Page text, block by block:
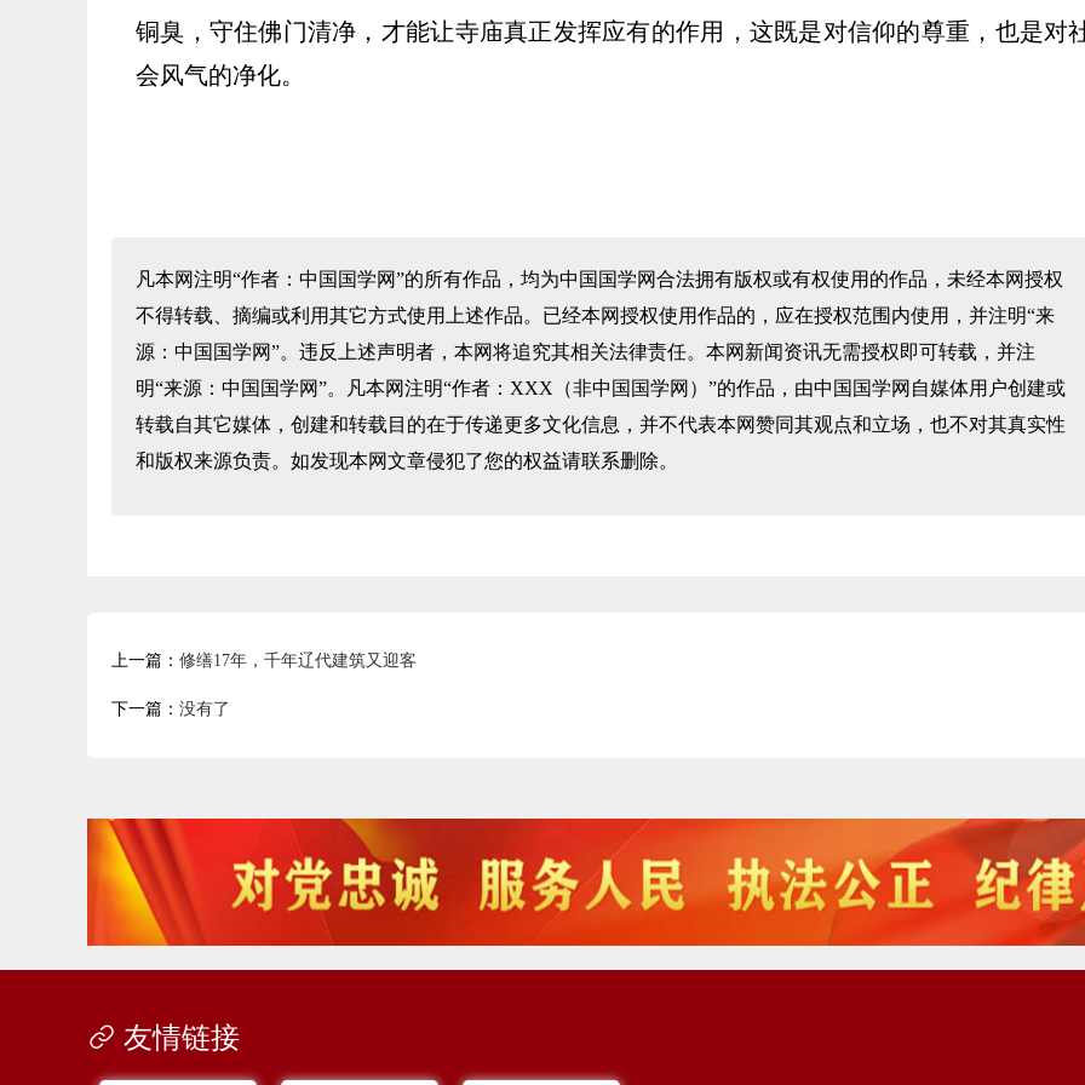
铜臭，守住佛门清净，才能让寺庙真正发挥应有的作用，这既是对信仰的尊重，也是对
会风气的净化。
凡本网注明“作者：中国国学网”的所有作品，均为中国国学网合法拥有版权或有权使用的作品，未经本网授权
不得转载、摘编或利用其它方式使用上述作品。已经本网授权使用作品的，应在授权范围内使用，并注明“来
源：中国国学网”。违反上述声明者，本网将追究其相关法律责任。本网新闻资讯无需授权即可转载，并注
明“来源：中国国学网”。凡本网注明“作者：XXX（非中国国学网）”的作品，由中国国学网自媒体用户创建或
转载自其它媒体，创建和转载目的在于传递更多文化信息，并不代表本网赞同其观点和立场，也不对其真实性
和版权来源负责。如发现本网文章侵犯了您的权益请联系删除。
上一篇： 修缮17年，千年辽代建筑又迎客
下一篇： 没有了
友情链接